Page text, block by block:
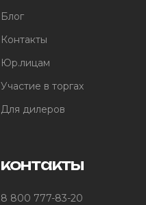
Блог
Контакты
Юр.лицам
Участие в торгах
Для дилеров
контакты
8 800 777-83-20